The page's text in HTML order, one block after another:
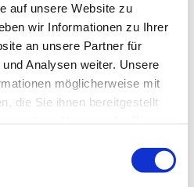
auf unsere Website zu
wir Informationen zu Ihrer
an unsere Partner für
Analysen weiter. Unsere
möglicherweise mit
die Sie ihnen bereitgestellt
dabei, eine Webseite
sie Grundfunktionen
Zugriff auf sichere
ermöglichen. Die
Cookies nicht richtig
Maximale